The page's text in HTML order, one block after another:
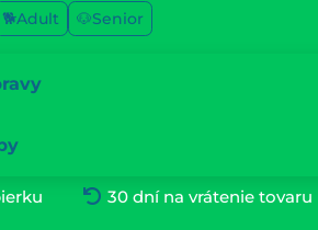
🐕Adult 🐶Senior
30 dní na vrátenie tovaru